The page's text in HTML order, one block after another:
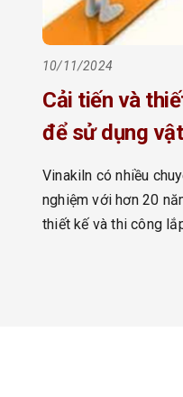
10/11/2024
Cải tiến và
để sử dụng
bền hơn
Vinakiln có nhiều
nghiệm với hơn 20
thiết kế và thi công